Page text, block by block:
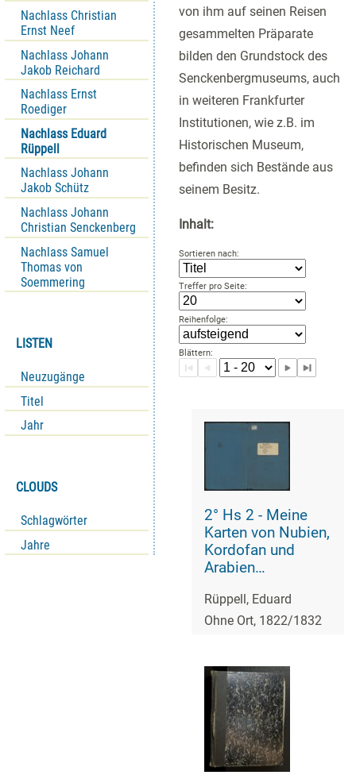
Nachlass Christian
Ernst Neef
Nachlass Johann
Jakob Reichard
Nachlass Ernst
Roediger
Nachlass Eduard
Rüppell
Nachlass Johann
Jakob Schütz
Nachlass Johann
Christian Senckenberg
Nachlass Samuel
Thomas von
Soemmering
LISTEN
Neuzugänge
Titel
Jahr
CLOUDS
Schlagwörter
Jahre
von ihm auf seinen Reisen
gesammelten Präparate
bilden den Grundstock des
Senckenbergmuseums, auch
in weiteren Frankfurter
Institutionen, wie z.B. im
Historischen Museum,
befinden sich Bestände aus
seinem Besitz.
Inhalt:
Sortieren nach:
Treffer pro Seite:
Reihenfolge:
Blättern:
2° Hs 2 - Meine
Karten von Nubien,
Kordofan und
Arabien
Papiere
Rüppell, Eduard
Ohne Ort, 1822/1832